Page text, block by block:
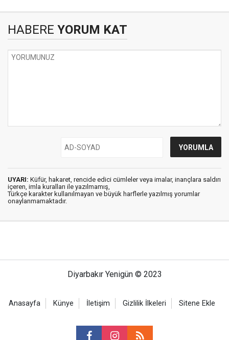
HABERE YORUM KAT
UYARI: Küfür, hakaret, rencide edici cümleler veya imalar, inançlara saldırı
içeren, imla kuralları ile yazılmamış,
Türkçe karakter kullanılmayan ve büyük harflerle yazılmış yorumlar
onaylanmamaktadır.
Diyarbakır Yenigün © 2023
Anasayfa Künye İletişim Gizlilik İlkeleri Sitene Ekle